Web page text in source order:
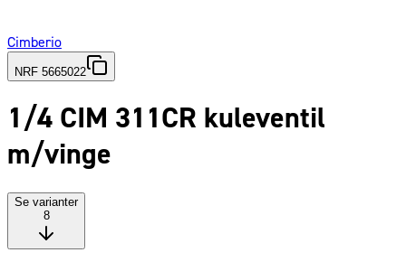
Cimberio
NRF 5665022
1/4 CIM 311CR kuleventil
m/vinge
Se varianter
8